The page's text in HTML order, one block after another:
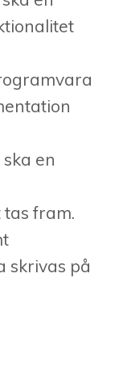
en
fram.
skrivas på